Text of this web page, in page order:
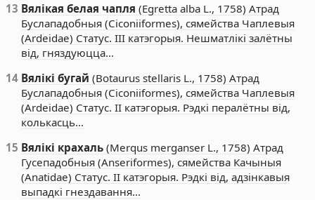
13 Вялікая белая чапля (Egretta alba L., 1758) Атрад
Буслападобныя (Ciconiiformes), сямейства Чаплевыя
(Ardeidae) Статус. III катэгорыя. Нешматлікі залётны
від, гняздуюцца…
14 Вялікі бугай (Botaurus stellaris L., 1758) Атрад
Буслападобныя (Ciconiiformes), сямейства Чаплевыя
(Ardeidae) Статус. II катэгорыя. Рэдкі пералётны від,
колькасць…
15 Вялікі крахаль (Merqus merganser L., 1758) Атрад
Гусепадобныя (Anseriformes), сямейства Качыныя
(Anatidae) Статус. II катэгорыя. Рэдкі від, адзінкавыя
выпадкі гнездавання…